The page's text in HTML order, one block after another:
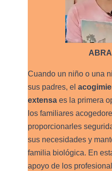
Cuando un niño o una
sus padres, el
extensaes la primera
los familiares
proporcionarles
sus necesidades y
familia biológica. En
apoyo de los